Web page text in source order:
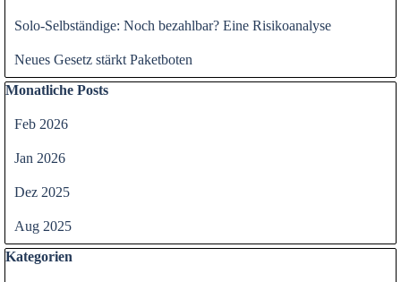
Solo-Selbständige: Noch bezahlbar? Eine Risikoanalyse
Neues Gesetz stärkt Paketboten
Block überspringen Monatliche Posts
Monatliche Posts
Feb 2026
Jan 2026
Dez 2025
Aug 2025
Block überspringen Kategorien
Kategorien